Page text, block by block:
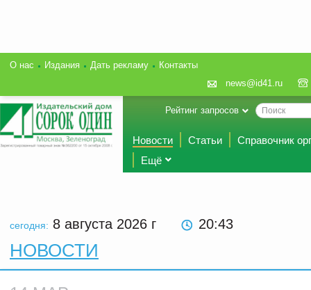
О нас Издания Дать рекламу
Контакты
news@id41.ru
Рейтинг запросов
Новости Статьи
Справочник
Ещё
сегодня: 8 августа 2026 г 20:43
НОВОСТИ